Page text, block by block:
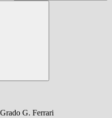
G. Ferrari